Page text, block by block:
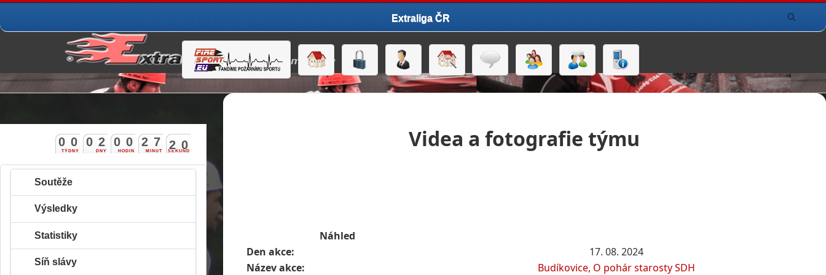
Extraliga ČR
Videa a fotografie týmu
Náhled
Den akce:
17. 08. 2024
Název akce:
Budíkovice, O pohár starosty SDH
TÝDNY
0 0
DNY
0 2
HODIN
0 0
MINUT
2 7
SEKUND
1 8
9
Soutěže
Výsledky
Statistiky
Síň slávy